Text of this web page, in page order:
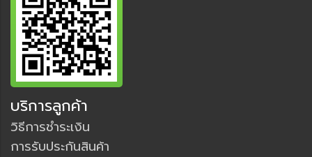
บริการลูกค้า
วิธีการชำระเงิน
การรับประกันสินค้า